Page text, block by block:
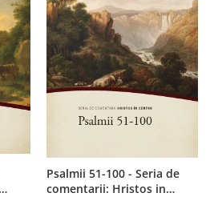
Psalmii 51-100 - Seria de
comentarii: Hristos in